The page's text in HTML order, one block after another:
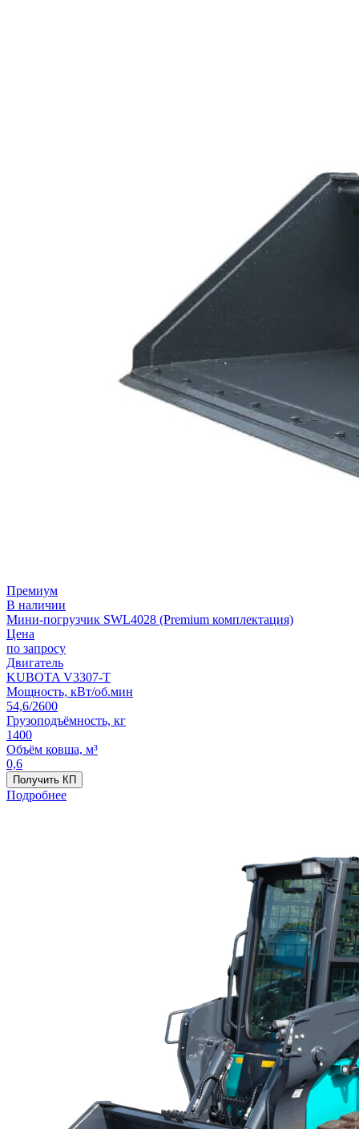
Премиум
В наличии
Мини-погрузчик SWL4028 (Premium комплектация)
Цена
по запросу
Двигатель
KUBOTA V3307-T
Мощность, кВт/об.мин
54,6/2600
Грузоподъёмность, кг
1400
Объём ковша, м³
0,6
Получить КП
Подробнее